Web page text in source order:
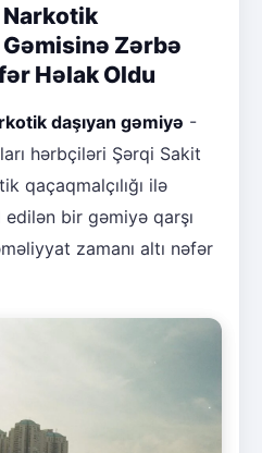
Gəmisinə Zərbə
Həlak Oldu
daşıyan gəmiyə -
hərbçiləri Şərqi Sakit
qaçaqmalçılığı ilə
bir gəmiyə qarşı
zamanı altı nəfər